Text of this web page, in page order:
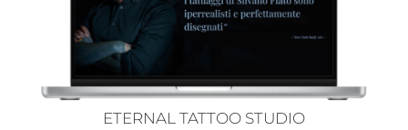
ETERNAL TATTOO STUDIO